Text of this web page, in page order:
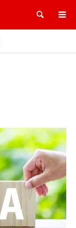
Search